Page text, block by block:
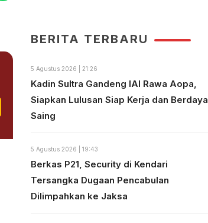
BERITA TERBARU
5 Agustus 2026 | 21:26
Kadin Sultra Gandeng IAI Rawa Aopa,
Siapkan Lulusan Siap Kerja dan Berdaya
Saing
5 Agustus 2026 | 19:43
Berkas P21, Security di Kendari
Tersangka Dugaan Pencabulan
Dilimpahkan ke Jaksa